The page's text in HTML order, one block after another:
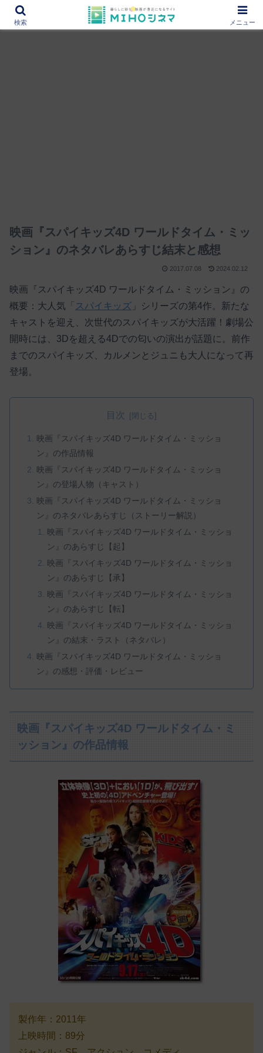
12000作品を紹介！あなたの映画図書館『MIHOシネマ』
映画『スパイキッズ4D ワールドタイム・ミッ
ション』のネタバレあらすじ結末と感想
2017.07.08 2024.02.12
映画『スパイキッズ4D ワールドタイム・ミッション』の
概要：大人気「 スパイキッズ 」シリーズの第4作。新たな
キャストを迎え、次世代のスパイキッズが大活躍！劇場公
開時には、3Dを超える4Dでの匂いの演出が話題に。前作
までのスパイキッズ、カルメンとジュニも大人になって再
登場。
目次
映画『スパイキッズ4D ワールドタイム・ミッショ
ン』の作品情報
映画『スパイキッズ4D ワールドタイム・ミッショ
ン』の登場人物（キャスト）
映画『スパイキッズ4D ワールドタイム・ミッショ
ン』のネタバレあらすじ（ストーリー解説）
映画『スパイキッズ4D ワールドタイム・ミッショ
ン』のあらすじ【起】
映画『スパイキッズ4D ワールドタイム・ミッショ
ン』のあらすじ【承】
映画『スパイキッズ4D ワールドタイム・ミッショ
ン』のあらすじ【転】
映画『スパイキッズ4D ワールドタイム・ミッショ
ン』の結末・ラスト（ネタバレ）
映画『スパイキッズ4D ワールドタイム・ミッショ
ン』の感想・評価・レビュー
映画『スパイキッズ4D ワールドタイム・ミ
ッション』の作品情報
製作年：2011年
上映時間：89分
検索 メニュー